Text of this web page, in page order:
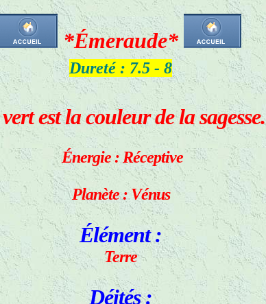
*Émeraude*
Dureté : 7.5 - 8
est la couleur de la sagesse.
Énergie : Réceptive
Planète :Vénus
Élément :
Terre
Déités :